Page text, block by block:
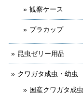
観察ケース
プラカップ
昆虫ゼリー用品
クワガタ成虫・幼虫
国産クワガタ成虫